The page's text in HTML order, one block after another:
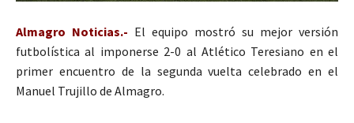
Almagro Noticias.- El equipo mostró su mejor versión
futbolística al imponerse 2-0 al Atlético Teresiano en el
primer encuentro de la segunda vuelta celebrado en el
Manuel Trujillo de Almagro.